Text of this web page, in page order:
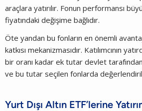
araçlara yatırılır. Fonun performansı
fiyatındaki değişime bağlıdır.
Öte yandan bu fonların en önemli
katkısı mekanizmasıdır. Katılımcının
bir oranı kadar ek tutar devlet
ve bu tutar seçilen fonlarda
Yurt Dışı Altın ETF’lerine